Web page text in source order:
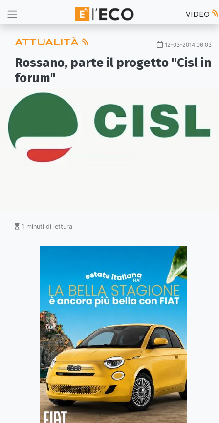
VIDEO
ATTUALITÀ 12-03-2014 06:03
Rossano, parte il progetto "Cisl in
forum"
1 minuti di lettura